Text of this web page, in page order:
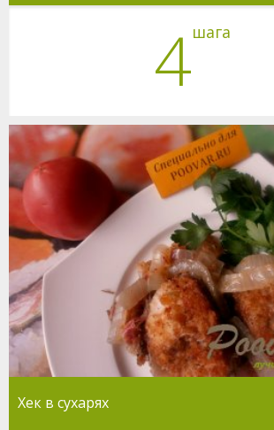
4шага
Хек в сухарях